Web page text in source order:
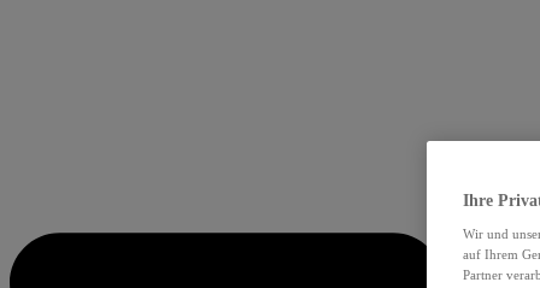
Ihre
Wir und
auf Ihrem
Partner